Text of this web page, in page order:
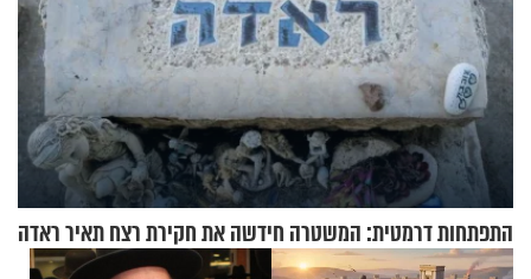
התפתחות דרמטית: המשטרה חידשה את חקירת רצח תאיר ראדה